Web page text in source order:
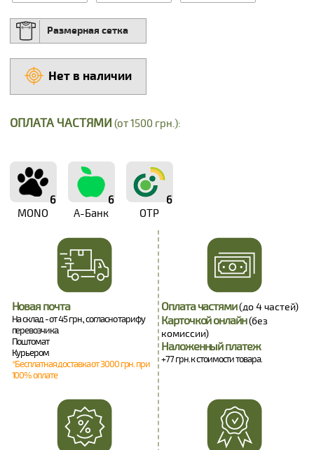
Размерная сетка
Нет в наличии
ОПЛАТА ЧАСТЯМИ (от 1500 грн.):
6
MONO
6
А-Банк
6
OTP
Новая почта
На склад - от 45 грн., согласно тарифу
перевозчика.
Поштомат
Курьером
*Бесплатная доставка от 3000 грн. при
100% оплате
Оплата частями(до 4 частей)
Карточкой онлайн(без
комиссии)
Наложенный платеж
+77 грн. к стоимости товара.